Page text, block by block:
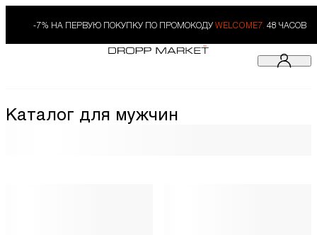
-7% НА ПЕРВУЮ ПОКУПКУ ПО ПРОМОКОДУ WELCOME7. 48 ЧАСОВ
Каталог для мужчин